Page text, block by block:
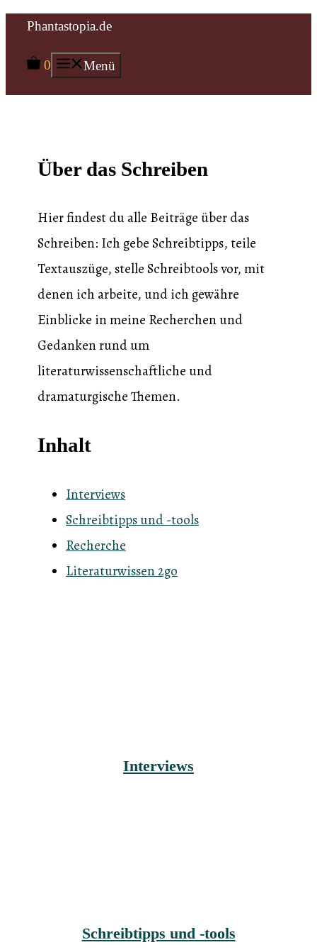
Zum
springen
Phantastopia.de
0 Menü
Über das Schreiben
Hier findest du alle Beiträge über das
Schreiben: Ich gebe Schreibtipps, teile
Textauszüge, stelle Schreibtools vor, mit
denen ich arbeite, und ich gewähre
Einblicke in meine Recherchen und
Gedanken rund um
literaturwissenschaftliche und
dramaturgische Themen.
Inhalt
Interviews
Schreibtipps und -tools
Recherche
Literaturwissen 2go
Interviews
Schreibtipps und -tools